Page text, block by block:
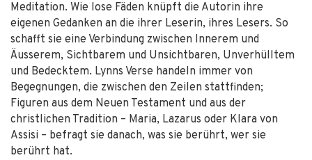
Meditation. Wie lose Fäden knüpft die Autorin ihre
eigenen Gedanken an die ihrer Leserin, ihres Lesers. So
schafft sie eine Verbindung zwischen Innerem und
Äusserem, Sichtbarem und Unsichtbaren, Unverhülltem
und Bedecktem. Lynns Verse handeln immer von
Begegnungen, die zwischen den Zeilen stattfinden;
Figuren aus dem Neuen Testament und aus der
christlichen Tradition – Maria, Lazarus oder Klara von
Assisi – befragt sie danach, was sie berührt, wer sie
berührt hat.